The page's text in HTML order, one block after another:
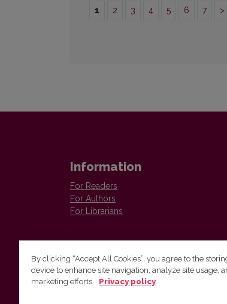
1 2 3 4 5 6 7 >
Information
For Readers
For Authors
For Librarians
The Institute of Lithuanian Literature and
By clicking “Accept All Cookies”, you agree to the
device to enhance site navigation, analyze site usage,
marketing efforts.
Privacy policy